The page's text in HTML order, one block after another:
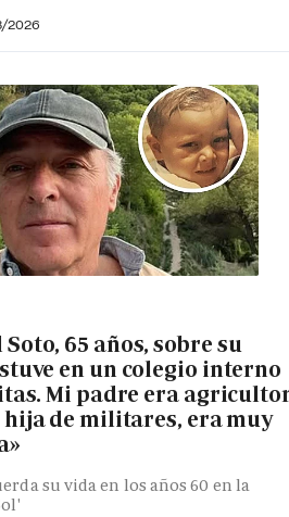
2026
Soto, 65 años, sobre su
en un colegio interno
Mi padre era
de militares, era muy
su vida en los años 60 en la